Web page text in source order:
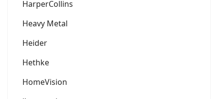
HarperCollins
Heavy Metal
Heider
Hethke
HomeVision